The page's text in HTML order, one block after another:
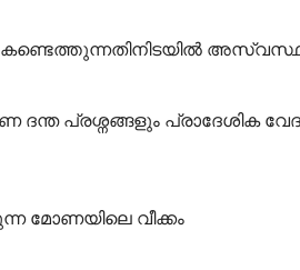
അസ്വസ്ഥത
പ്രശ്നങ്ങളും പ്രാദേശിക
മോണയിലെ വീക്കം